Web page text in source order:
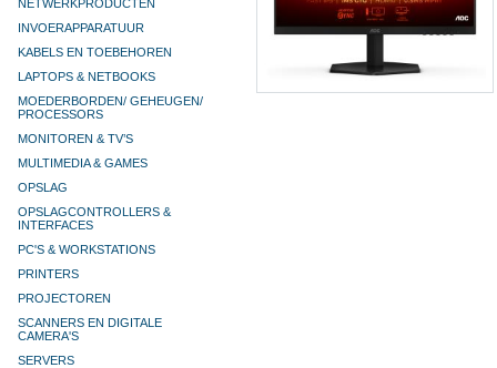
NETWERKPRODUCTEN
INVOERAPPARATUUR
KABELS EN TOEBEHOREN
LAPTOPS & NETBOOKS
MOEDERBORDEN/ GEHEUGEN/
PROCESSORS
MONITOREN & TV’S
MULTIMEDIA & GAMES
OPSLAG
OPSLAGCONTROLLERS &
INTERFACES
PC'S & WORKSTATIONS
PRINTERS
PROJECTOREN
SCANNERS EN DIGITALE
CAMERA'S
SERVERS